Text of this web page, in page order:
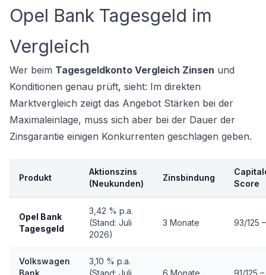
Opel Bank Tagesgeld im
Vergleich
Wer beim Tagesgeldkonto Vergleich Zinsen und
Konditionen genau prüft, sieht: Im direkten
Marktvergleich zeigt das Angebot Stärken bei der
Maximaleinlage, muss sich aber bei der Dauer der
Zinsgarantie einigen Konkurrenten geschlagen geben.
Produkt
Aktionszins
(Neukunden)
Zinsbindung
Score
Opel Bank
Tagesgeld
3,42 % p.a.
(Stand: Juli
2026)
3 Monate 93/125
Volkswagen
Bank
3,10 % p.a.
(Stand: Juli
6 Monate 91/125